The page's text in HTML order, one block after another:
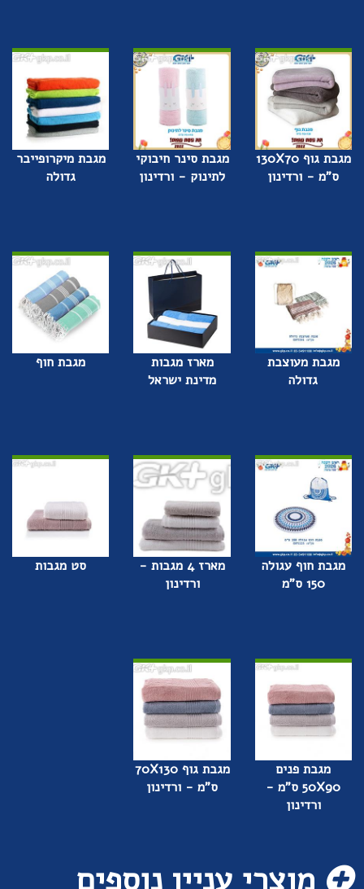
מגבת גוף 130X70
ס"מ - ורדינון
מגבת סינר חיבוקי
לתינוק - ורדינון
מגבת מיקרופייבר
גדולה
מגבת מעוצבת
גדולה
מארז מגבות
מדינת ישראל
מגבת חוף
מגבת חוף עגולה
150 ס"מ
מארז 4 מגבות -
ורדינון
סט מגבות
מגבת פנים
50X90 ס"מ -
ורדינון
מגבת גוף 70X130
ס"מ - ורדינון
מוצרי עניין נוספים